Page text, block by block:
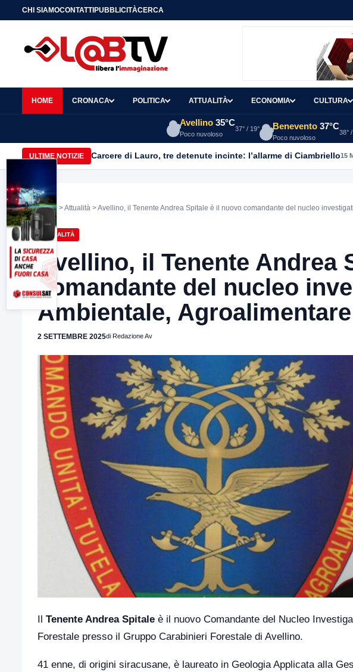
CHI SIAMOCONTATTIPUBBLICITÀCERCA
HOME CRONACA POLITICA ATTUALITÀ ECONOMIA CULTURA
Avellino 35°C
Poco nuvoloso
37° / 19° Benevento 37°C
Poco nuvoloso
38°
ULTIME NOTIZIE Carcere di Lauro, tre detenute incinte: l’allarme di Ciambriello15
Home >Attualità > Avellino, il Tenente Andrea Spitale è il nuovo comandante del nucleo
ATTUALITÀ
Avellino, il Tenente Andrea
comandante del nucleo
Ambientale,
2 SETTEMBRE 2025di Redazione Av
Tenente Andrea Spitale è il nuovo Comandante del Nucleo
Forestale presso il Gruppo Carabinieri Forestale di Avellino.
41 enne, di origini siracusane, è laureato in Geologia Applicata alla